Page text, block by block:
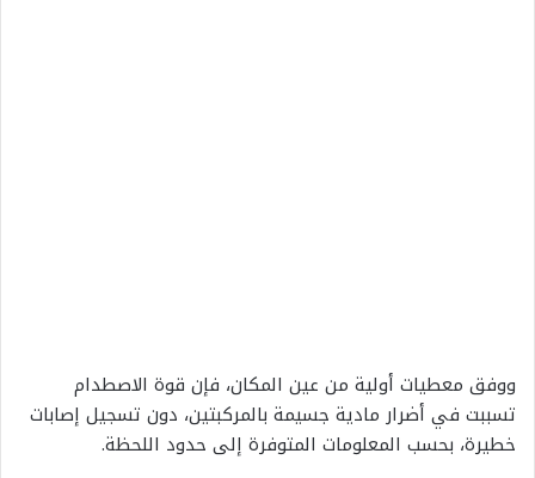
ووفق معطيات أولية من عين المكان، فإن قوة الاصطدام
تسببت في أضرار مادية جسيمة بالمركبتين، دون تسجيل إصابات
خطيرة، بحسب المعلومات المتوفرة إلى حدود اللحظة.